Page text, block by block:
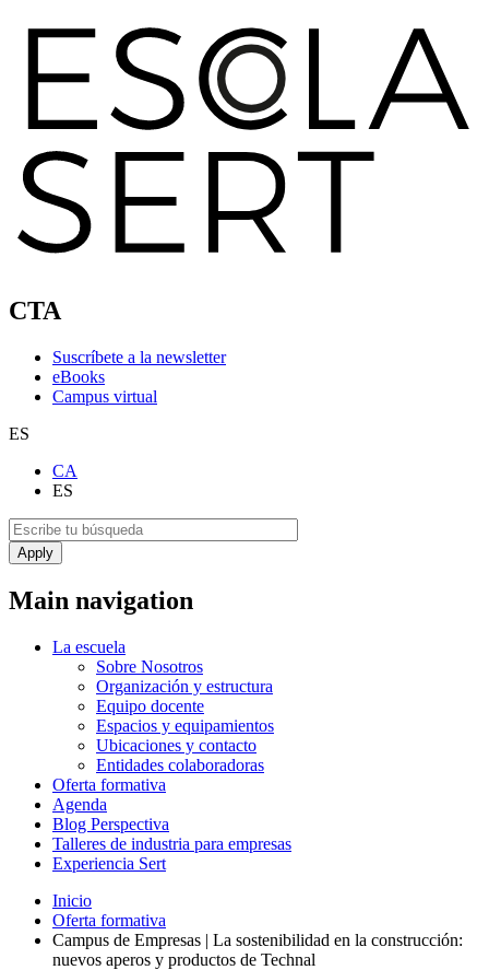
CTA
Suscríbete a la newsletter
eBooks
Campus virtual
ES
CA
ES
Main navigation
La escuela
Sobre Nosotros
Organización y estructura
Equipo docente
Espacios y equipamientos
Ubicaciones y contacto
Entidades colaboradoras
Oferta formativa
Agenda
Blog Perspectiva
Talleres de industria para empresas
Experiencia Sert
Inicio
Oferta formativa
Campus de Empresas | La sostenibilidad en la construcción:
nuevos aperos y productos de Technal